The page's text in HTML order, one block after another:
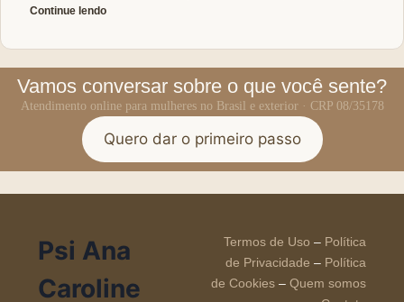
Continue lendo
Vamos conversar sobre o que você sente?
Atendimento online para mulheres no Brasil e exterior · CRP 08/35178
Quero dar o primeiro passo
Psi Ana
Caroline
Termos de Uso – Política
de Privacidade – Política
de Cookies – Quem somos